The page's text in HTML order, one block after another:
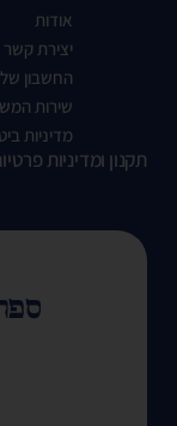
אודות
יצירת קשר
החשבון
שירות
מדיניות
תקנון ומדיניות